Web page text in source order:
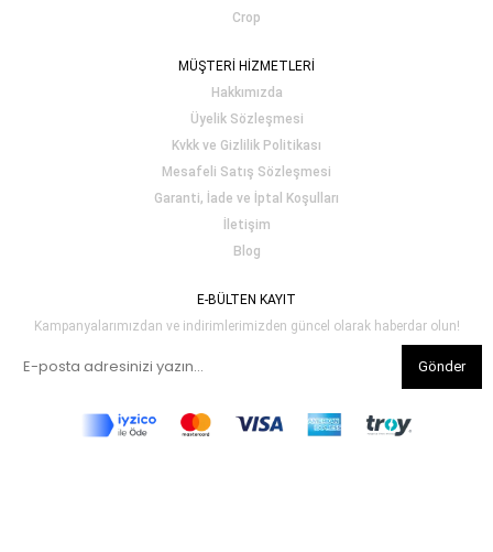
Crop
MÜŞTERİ HİZMETLERİ
Hakkımızda
Üyelik Sözleşmesi
Kvkk ve Gizlilik Politikası
Mesafeli Satış Sözleşmesi
Garanti, İade ve İptal Koşulları
İletişim
Blog
E-BÜLTEN KAYIT
Kampanyalarımızdan ve indirimlerimizden güncel olarak haberdar olun!
Gönder